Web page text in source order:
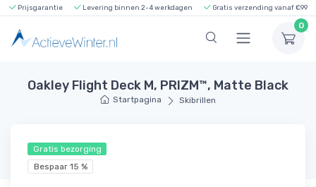
Prijsgarantie Levering binnen 2-4 werkdagen Gratis verzending vanaf €99
0
Oakley Flight Deck M, PRIZM™, Matte Black
Startpagina Skibrillen
Gratis bezorging
Bespaar 15 %